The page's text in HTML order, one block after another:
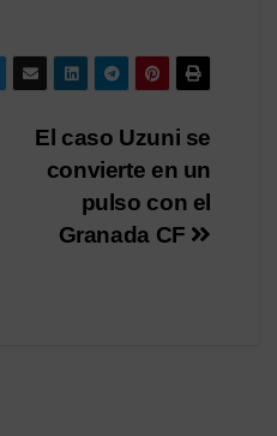
El caso Uzuni se
convierte en un
pulso con el
Granada CF